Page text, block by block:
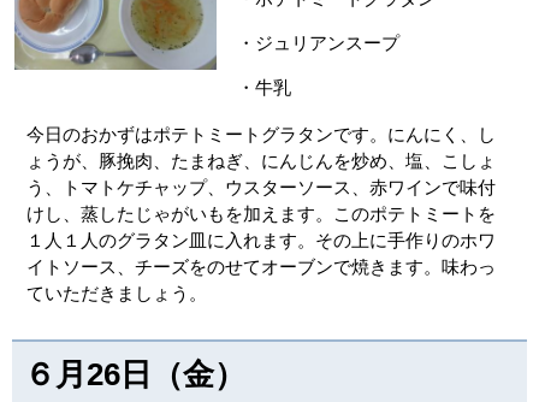
・ジュリアンスープ
・牛乳
今日のおかずはポテトミートグラタンです。にんにく、し
ょうが、豚挽肉、たまねぎ、にんじんを炒め、塩、こしょ
う、トマトケチャップ、ウスターソース、赤ワインで味付
けし、蒸したじゃがいもを加えます。このポテトミートを
１人１人のグラタン皿に入れます。その上に手作りのホワ
イトソース、チーズをのせてオーブンで焼きます。味わっ
ていただきましょう。
６月26日（金）